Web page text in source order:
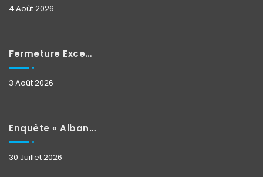
4 Août 2026
Fermeture Exceptionnelle
3 Août 2026
Enquête « Albane »
30 Juillet 2026